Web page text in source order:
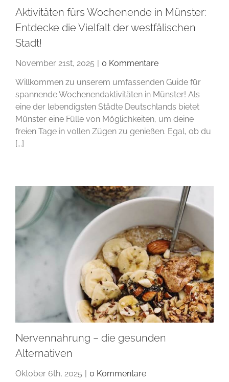
Aktivitäten fürs Wochenende in Münster:
Entdecke die Vielfalt der westfälischen
Stadt!
November 21st, 2025 | 0 Kommentare
Willkommen zu unserem umfassenden Guide für
spannende Wochenendaktivitäten in Münster! Als
eine der lebendigsten Städte Deutschlands bietet
Münster eine Fülle von Möglichkeiten, um deine
freien Tage in vollen Zügen zu genießen. Egal, ob du
[...]
Nervennahrung – die gesunden
Alternativen
Oktober 6th, 2025
0 Kommentare